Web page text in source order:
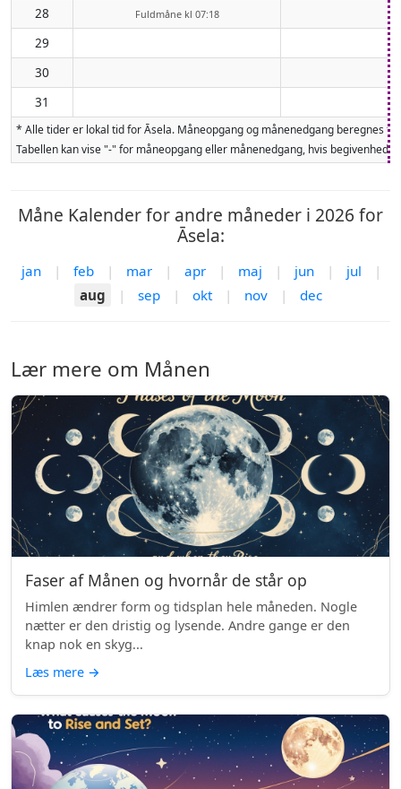
28
Fuldmåne kl 07:18
29
30
31
* Alle tider er lokal tid for Āsela. Måneopgang og månenedgang beregnes
Tabellen kan vise "-" for måneopgang eller månenedgang, hvis
Måne Kalender for andre måneder i 2026 for
Āsela:
jan | feb | mar | apr | maj | jun | jul
|
aug
| sep | okt | nov | dec
Lær mere om Månen
Faser af Månen og hvornår de står op
Himlen ændrer form og tidsplan hele måneden. Nogle
nætter er den dristig og lysende. Andre gange er den
knap nok en skyg...
Læs mere →